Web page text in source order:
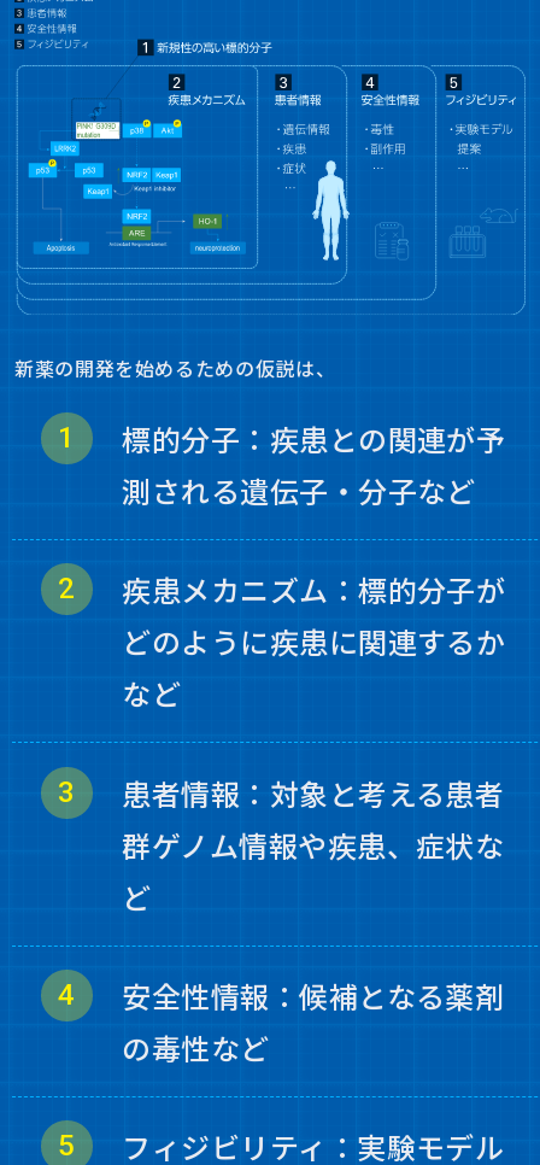
新薬の開発を始めるための仮説は、
標的分子：疾患との関連が予
測される遺伝子・分子など
疾患メカニズム：標的分子が
どのように疾患に関連するか
など
患者情報：対象と考える患者
群ゲノム情報や疾患、症状な
ど
安全性情報：候補となる薬剤
の毒性など
フィジビリティ：実験モデル